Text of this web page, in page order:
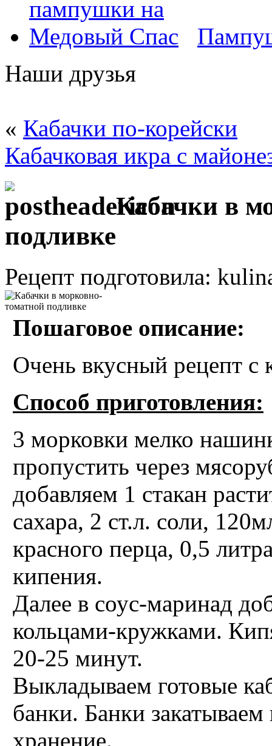
Наши друзья
« Кабачки по-корейски
Кабачковая икра с
Кабачки в
подливке
Рецепт подготовила:
Пошаговое описание:
Очень вкусный рецепт с
Способ приготовления:
3 морковки мелко
пропустить через
добавляем 1 стакан
сахара, 2 ст.л. соли,
красного перца, 0,5
кипения.
Далее в соус-маринад
кольцами-кружками.
20-25 минут.
Выкладываем готовые
банки. Банки
хранение.